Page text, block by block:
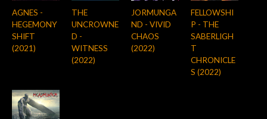
AGNES -
HEGEMONY
SHIFT
(2021)
THE
UNCROWNE
D -
WITNESS
(2022)
JORMUNGA
ND - VIVID
CHAOS
(2022)
FELLOWSHI
P - THE
SABERLIGH
T
CHRONICLE
S (2022)